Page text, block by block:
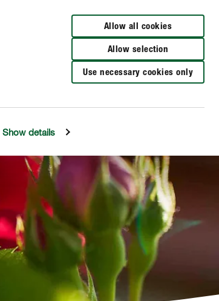
Show details
Allow all cookies
Allow selection
Use necessary cookies only
Verkooppunten